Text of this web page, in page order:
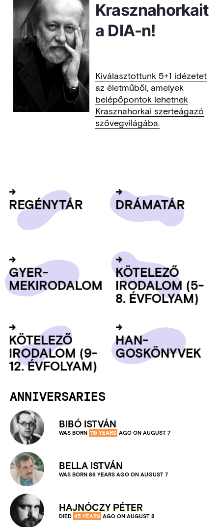
Krasznahorkait
a DIA-n!
Kiválasztottunk 5+1 idézetet
az életműből, amelyek
belépőpontok lehetnek
Krasznahorkai szerteágazó
szövegvilágába.
REGÉNYTÁR DRÁMATÁR
GY­ER­
MEKIRODA­LOM
KÖTELEZŐ
IRODA­LOM (5-
8. ÉV­FOLYAM)
KÖTELEZŐ
IRODA­LOM (9-
12. ÉV­FOLYAM)
HAN­
GOSKÖNYVEK
ANNIVERSARIES
BIBÓ ISTVÁN
WAS BORN 115 YEARS AGO ON AUGUST 7
BELLA ISTVÁN
WAS BORN 86 YEARS AGO ON AUGUST 7
HAJNÓCZY PÉTER
DIED 45 YEARS AGO ON AUGUST 8